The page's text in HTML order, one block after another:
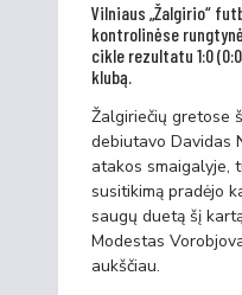
Vilniaus „Žalgirio“
kontrolinėse
cikle rezultatu 1:0
klubą.
Žalgiriečių gretose
debiutavo Davidas
atakos smaigalyje,
susitikimą pradėjo
saugų duetą šį
Modestas
aukščiau.